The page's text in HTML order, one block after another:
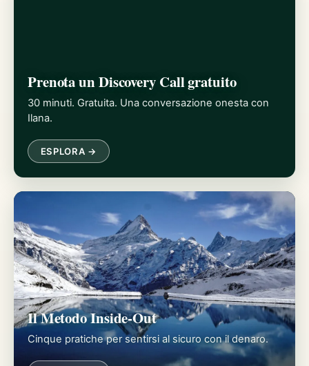
Prenota un Discovery Call gratuito
30 minuti. Gratuita. Una conversazione onesta con
Ilana.
ESPLORA →
Il Metodo Inside-Out
Cinque pratiche per sentirsi al sicuro con il denaro.